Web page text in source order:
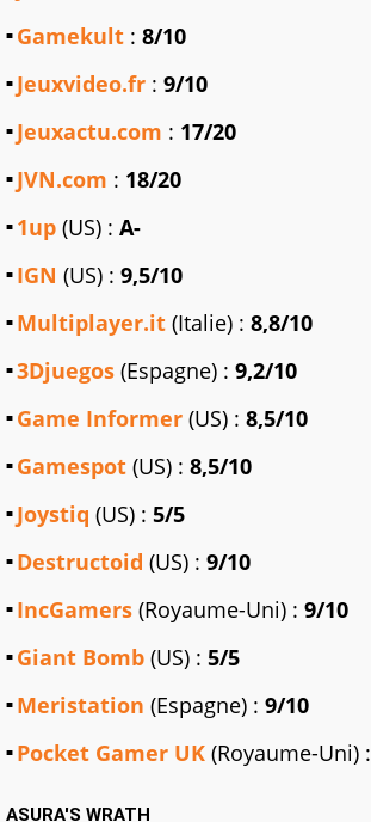
Gamekult : 8/10
Jeuxvideo.fr : 9/10
Jeuxactu.com : 17/20
JVN.com : 18/20
1up (US) : A-
IGN (US) : 9,5/10
Multiplayer.it (Italie) : 8,8/10
3Djuegos (Espagne) : 9,2/10
Game Informer (US) : 8,5/10
Gamespot (US) : 8,5/10
Joystiq (US) : 5/5
Destructoid (US) : 9/10
IncGamers (Royaume-Uni) : 9/10
Giant Bomb (US) : 5/5
Meristation (Espagne) : 9/10
Pocket Gamer UK (Royaume-Uni) :
ASURA'S WRATH